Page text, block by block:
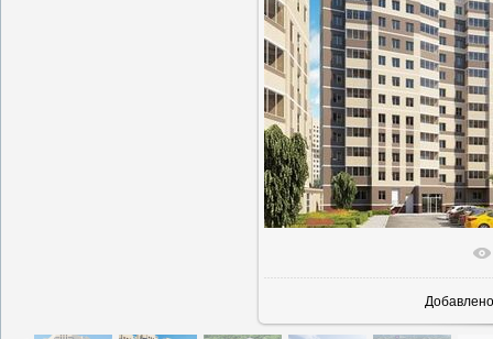
В
Добавлено